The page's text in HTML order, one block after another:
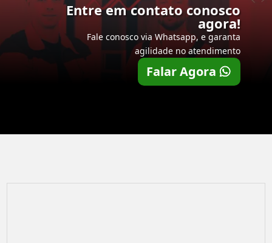
Entre em contato conosco
agora!
Fale conosco via Whatsapp, e garanta
agilidade no atendimento
Falar Agora